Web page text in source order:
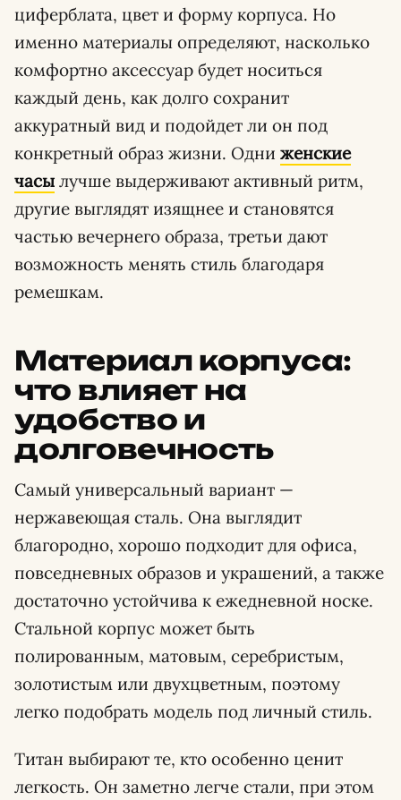
циферблата, цвет и форму корпуса. Но
именно материалы определяют, насколько
комфортно аксессуар будет носиться
каждый день, как долго сохранит
аккуратный вид и подойдет ли он под
конкретный образ жизни. Одни женские
часы лучше выдерживают активный ритм,
другие выглядят изящнее и становятся
частью вечернего образа, третьи дают
возможность менять стиль благодаря
ремешкам.
Материал корпуса:
что влияет на
удобство и
долговечность
Самый универсальный вариант —
нержавеющая сталь. Она выглядит
благородно, хорошо подходит для офиса,
повседневных образов и украшений, а также
достаточно устойчива к ежедневной носке.
Стальной корпус может быть
полированным, матовым, серебристым,
золотистым или двухцветным, поэтому
легко подобрать модель под личный стиль.
Титан выбирают те, кто особенно ценит
легкость. Он заметно легче стали, при этом